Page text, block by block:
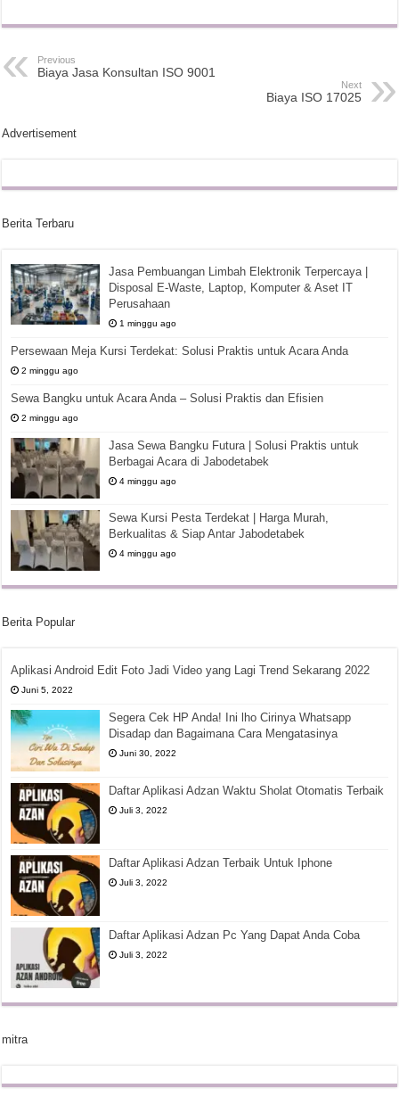
Previous
Biaya Jasa Konsultan ISO 9001
Next
Biaya ISO 17025
Advertisement
Berita Terbaru
Jasa Pembuangan Limbah Elektronik Terpercaya |
Disposal E-Waste, Laptop, Komputer & Aset IT
Perusahaan
1 minggu ago
Persewaan Meja Kursi Terdekat: Solusi Praktis untuk Acara Anda
2 minggu ago
Sewa Bangku untuk Acara Anda – Solusi Praktis dan Efisien
2 minggu ago
Jasa Sewa Bangku Futura | Solusi Praktis untuk
Berbagai Acara di Jabodetabek
4 minggu ago
Sewa Kursi Pesta Terdekat | Harga Murah,
Berkualitas & Siap Antar Jabodetabek
4 minggu ago
Berita Popular
Aplikasi Android Edit Foto Jadi Video yang Lagi Trend Sekarang 2022
Juni 5, 2022
Segera Cek HP Anda! Ini lho Cirinya Whatsapp
Disadap dan Bagaimana Cara Mengatasinya
Juni 30, 2022
Daftar Aplikasi Adzan Waktu Sholat Otomatis Terbaik
Juli 3, 2022
Daftar Aplikasi Adzan Terbaik Untuk Iphone
Juli 3, 2022
Daftar Aplikasi Adzan Pc Yang Dapat Anda Coba
Juli 3, 2022
mitra